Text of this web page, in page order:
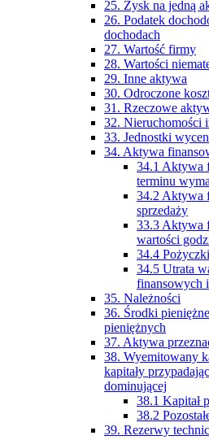
25. Zysk na jedną
26. Podatek
dochodach
27. Wartość firmy
28. Wartości
29. Inne aktywa
30. Odroczone
31. Rzeczowe
32. Nieruchomości
33. Jednostki
34. Aktywa
34.1 Aktywa
terminu
34.2 Aktywa
sprzedaży
33.3 Aktywa
wartości
34.4 Pożyczki
34.5 Utrata
finansowych
35. Należności
36. Środki
pieniężnych
37. Aktywa
38. Wyemitowany
kapitały
dominującej
38.1 Kapitał
38.2
39. Rezerwy